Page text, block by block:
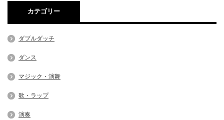
カテゴリー
ダブルダッチ
ダンス
マジック・演舞
歌・ラップ
演奏